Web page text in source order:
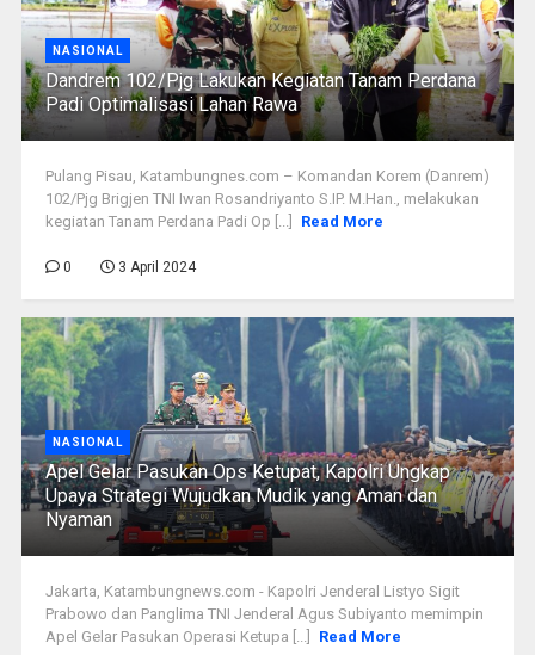
NASIONAL
Dandrem 102/Pjg Lakukan Kegiatan Tanam Perdana
Padi Optimalisasi Lahan Rawa
Pulang Pisau, Katambungnes.com – Komandan Korem (Danrem)
102/Pjg Brigjen TNI Iwan Rosandriyanto S.IP. M.Han., melakukan
kegiatan Tanam Perdana Padi Op [...]
Read More
0 3 April 2024
NASIONAL
Apel Gelar Pasukan Ops Ketupat, Kapolri Ungkap
Upaya Strategi Wujudkan Mudik yang Aman dan
Nyaman
Jakarta, Katambungnews.com - Kapolri Jenderal Listyo Sigit
Prabowo dan Panglima TNI Jenderal Agus Subiyanto memimpin
Apel Gelar Pasukan Operasi Ketupa [...]
Read More